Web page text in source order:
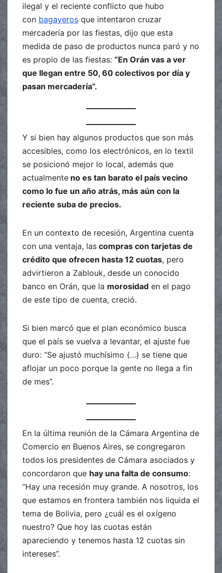
ilegal y el reciente conflicto que hubo
con bagayeros que intentaron cruzar
mercadería por las fiestas, dijo que esta
medida de paso de productos nunca paró y no
es propio de las fiestas: “En Orán vas a ver
que llegan entre 50, 60 colectivos por día y
pasan mercadería”.
Y si bien hay algunos productos que son más
accesibles, como los electrónicos, en lo textil
se posicionó mejor lo local, además que
actualmente no es tan barato el país vecino
como lo fue un año atrás, más aún con la
reciente suba de precios.
En un contexto de recesión, Argentina cuenta
con una ventaja, las compras con tarjetas de
crédito que ofrecen hasta 12 cuotas, pero
advirtieron a Zablouk, desde un conocido
banco en Orán, que la morosidad en el pago
de este tipo de cuenta, creció.
Si bien marcó que el plan económico busca
que el país se vuelva a levantar, el ajuste fue
duro: “Se ajustó muchísimo (…) se tiene que
aflojar un poco porque la gente no llega a fin
de mes”.
En la última reunión de la Cámara Argentina de
Comercio en Buenos Aires, se congregaron
todos los presidentes de Cámara asociados y
concordaron que hay una falta de consumo:
“Hay una recesión muy grande. A nosotros, los
que estamos en frontera también nos liquida el
tema de Bolivia, pero ¿cuál es el oxígeno
nuestro? Que hoy las cuotas están
apareciendo y tenemos hasta 12 cuotas sin
intereses”.